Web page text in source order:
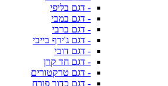
- דגם בליפי
- דגם במבי
- דגם ברבי
- דגם ג'ירף בייבי
- דגם דובי
- דגם חד קרן
- דגם טרקטורים
- דגם כדור פורח